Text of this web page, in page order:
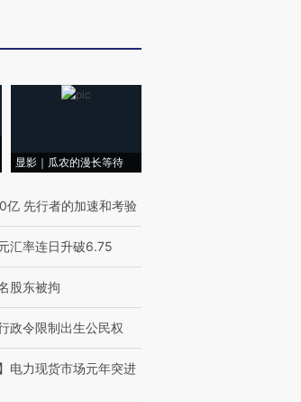
显影｜瓜农的漫长等待
亿 先行者的加速和考验
汇率连日升破6.75
股东被拘
政令限制出生公民权
电力现货市场元年突进